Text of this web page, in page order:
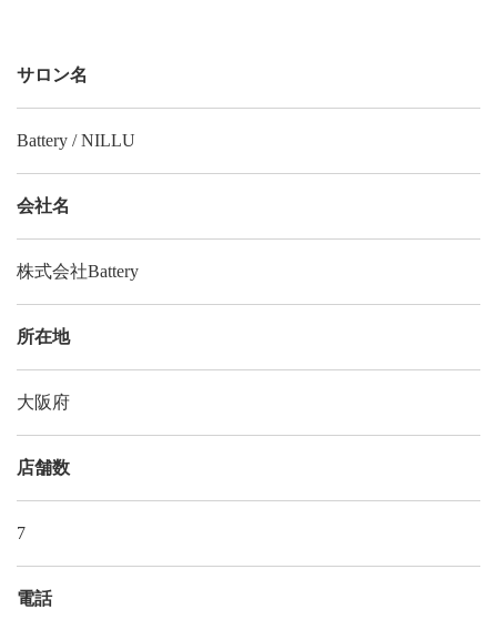
サロン名
Battery / NILLU
会社名
株式会社Battery
所在地
大阪府
店舗数
7
電話